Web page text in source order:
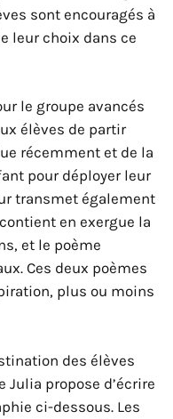
sont encouragés à
leur choix dans ce
le groupe avancés
élèves de partir
récemment et de la
pour déployer leur
transmet également
en exergue la
et le poème
Ces deux poèmes
plus ou moins
des élèves
propose d’écrire
ci-dessous. Les